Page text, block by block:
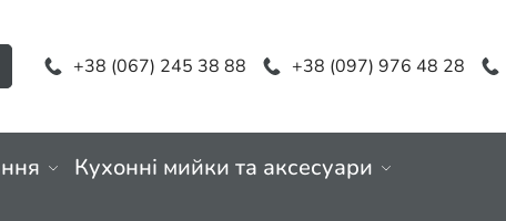
+38 (067) 245 38 88 +38 (097) 976 48 28
Кухонні мийки та аксесуари